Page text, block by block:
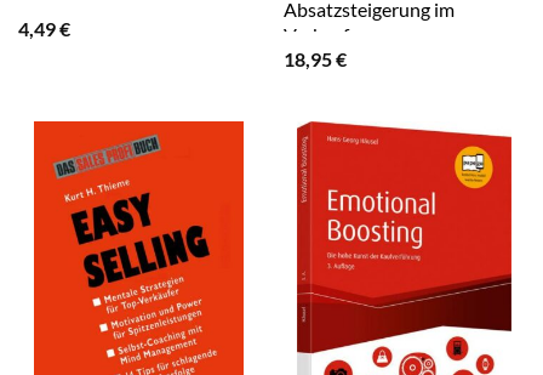
4,49€
Absatzsteigerung im
Verkaufsraum
18,95€